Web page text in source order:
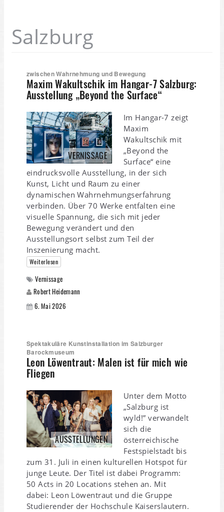
Salzburg
zwischen Wahrnehmung und Bewegung
Maxim Wakultschik im Hangar-7 Salzburg:
Ausstellung „Beyond the Surface“
VERNISSAGE
Im Hangar-7 zeigt
Maxim
Wakultschik mit
„Beyond the
Surface“ eine
eindrucksvolle Ausstellung, in der sich
Kunst, Licht und Raum zu einer
dynamischen Wahrnehmungserfahrung
verbinden. Über 70 Werke entfalten eine
visuelle Spannung, die sich mit jeder
Bewegung verändert und den
Ausstellungsort selbst zum Teil der
Inszenierung macht.
Weiterlesen
Vernissage
Robert Heidemann
6. Mai 2026
Spektakuläre Kunstinstallation im Salzburger
Barockmuseum
Leon Löwentraut: Malen ist für mich wie
Fliegen
AUSSTELLUNGEN
Unter dem Motto
„Salzburg ist
wyld!” verwandelt
sich die
österreichische
Festspielstadt bis
zum 31. Juli in einen kulturellen Hotspot für
junge Leute. Der Titel ist dabei Programm:
50 Acts in 20 Locations stehen an. Mit
dabei: Leon Löwentraut und die Gruppe
Studierender der Hochschule Kaiserslautern.